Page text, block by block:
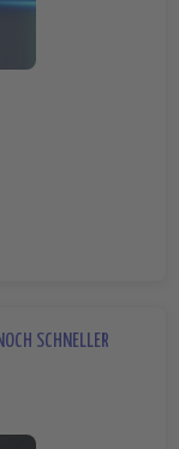
SCHNELLER